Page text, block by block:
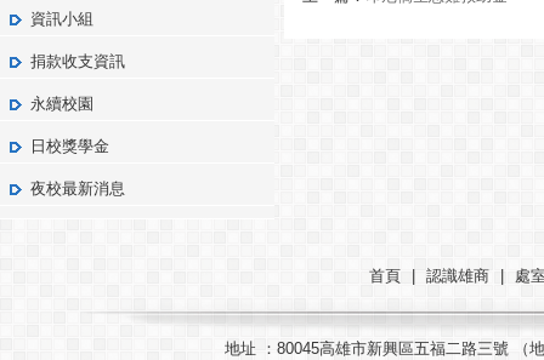
資訊小組
捐款收支資訊
永續校園
日校獎學金
夜校最新消息
首頁 認識雄商 處
地址 ：80045高雄市新興區五福二路三號 （